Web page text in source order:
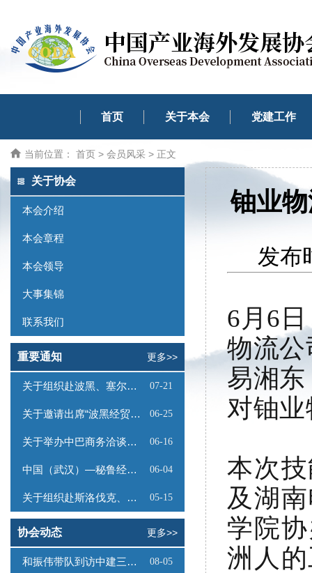
首页 关于本会 党建工作
当前位置： 首页 > 会员风采 > 正文
关于协会
本会介绍
本会章程
本会领导
大事集锦
联系我们
重要通知 更多>>
关于组织赴波黑、塞尔维亚商务考察的函 07-21
关于邀请出席“波黑经贸投资推介会”的函 06-25
关于举办中巴商务洽谈会的通知 06-16
中国（武汉）—秘鲁经贸合作推介会邀请函 06-04
关于组织赴斯洛伐克、奥地利商务考察的函 05-15
协会动态 更多>>
和振伟带队到访中建三局数字工程有限公司 08-05
铀业
发布
6月6
物流
易湘
对铀
本次
及湖
学院
洲人